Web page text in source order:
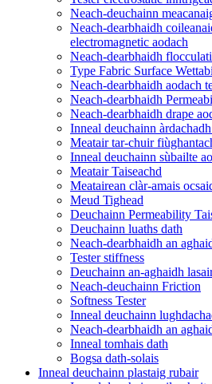
Neach-deuchainn
Neach-dearbhaidh
electromagnetic aodach
Neach-dearbhaidh
Type Fabric Surface
Neach-dearbhaidh aodach
Neach-dearbhaidh
Neach-dearbhaidh drape
Inneal deuchainn
Meatair tar-chuir
Inneal deuchainn sùbailte
Meatair Taiseachd
Meatairean clàr-amais
Meud Tighead
Deuchainn Permeability
Deuchainn luaths dath
Neach-dearbhaidh an
Tester stiffness
Deuchainn an-aghaidh
Neach-deuchainn Friction
Softness Tester
Inneal deuchainn
Neach-dearbhaidh an
Inneal tomhais dath
Bogsa dath-solais
Inneal deuchainn plastaig rubair